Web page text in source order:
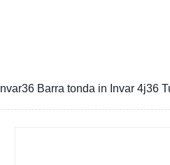
Invar36 Barra tonda in Invar 4j36